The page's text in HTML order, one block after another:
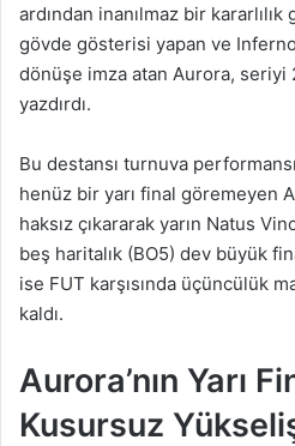
ardından inanılmaz bir
gövde gösterisi yapan ve
dönüşe imza atan Aurora, seriyi
yazdırdı.
Bu destansı turnuva
henüz bir yarı final göremeyen
haksız çıkararak yarın Natus
beş haritalık (BO5) dev büyük
ise FUT karşısında üçüncülük
kaldı.
Aurora’nın Yarı
Kusursuz